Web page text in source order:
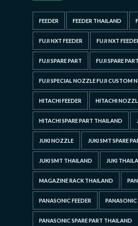
FEEDER FEEDER THAILAND
FUJI NXT FEEDER FUJI NXT
FUJI SPARE PART FUJI SPARE
FUJI SPECIAL NOZZLE FUJI CUSTOM
HITACHI FEEDER HITACHI
HITACHI SPARE PART THAILAND
JUKI NOZZLE JUKI SMT SPARE
JUKI SMT THAILAND JUKI
MAGAZINE RACK THAILAND
PANASONIC FEEDER PANASONIC
PANASONIC SPARE PART THAILAND